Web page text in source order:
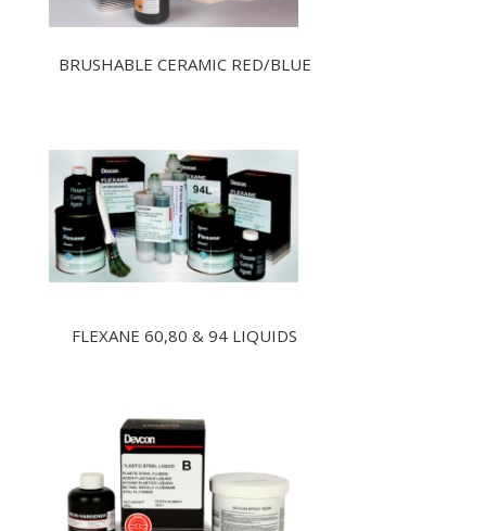
BRUSHABLE CERAMIC RED/BLUE
FLEXANE 60,80 & 94 LIQUIDS